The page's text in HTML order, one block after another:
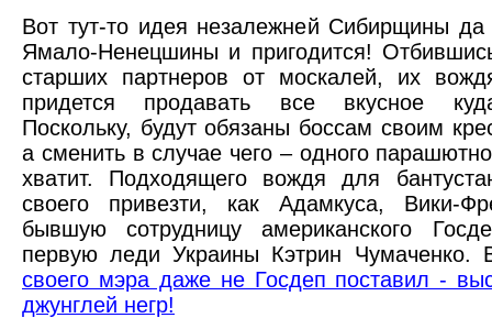
Вот тут-то идея незалежней Сибирщины да
Ямало-Ненецшины и пригодится!
старших партнеров от москалей, их
придется продавать все вкусное
Поскольку, будут обязаны боссам своим
а сменить в случае чего – одного
хватит. Подходящего вождя для
своего привезти, как Адамкуса, Вики-
бывшую сотрудницу американского
первую леди Украины Кэтрин Чумаченко.
своего мэра даже не Госдеп поставил -
джунглей негр!